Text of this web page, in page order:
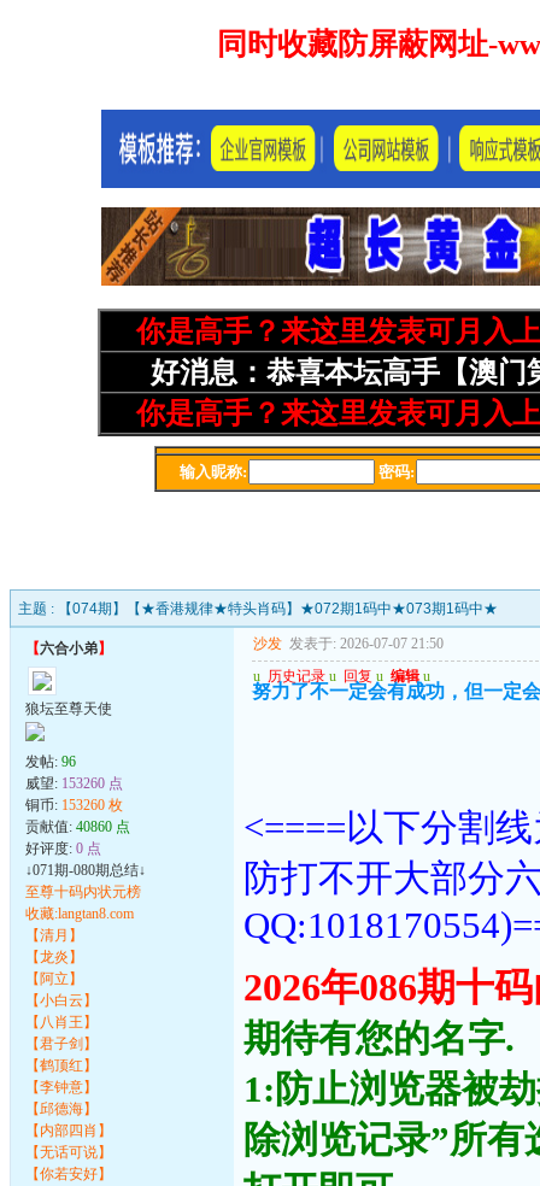
主题 : 【074期】【★香港规律★特头肖码】★072期1码中★073期1码中★
【六合小弟】
狼坛至尊天使
发帖: 96
威望: 153260 点
铜币: 153260 枚
贡献值: 40860 点
好评度: 0 点
↓071期-080期总结↓
至尊十码内状元榜
收藏:langtan8.com
【清月】
【龙炎】
【阿立】
【小白云】
【八肖王】
【君子剑】
【鹤顶红】
【李钟意】
【邱德海】
【内部四肖】
【无话可说】
【你若安好】
沙发 发表于: 2026-07-07 21:50
u 历史记录 u 回复 u 编辑 u
努力了不一定会有成功，但一定
<====以下分割
防打不开大部分
2026年086期十
期待有您的名字.
1:防止浏览器被
除浏览记录”所